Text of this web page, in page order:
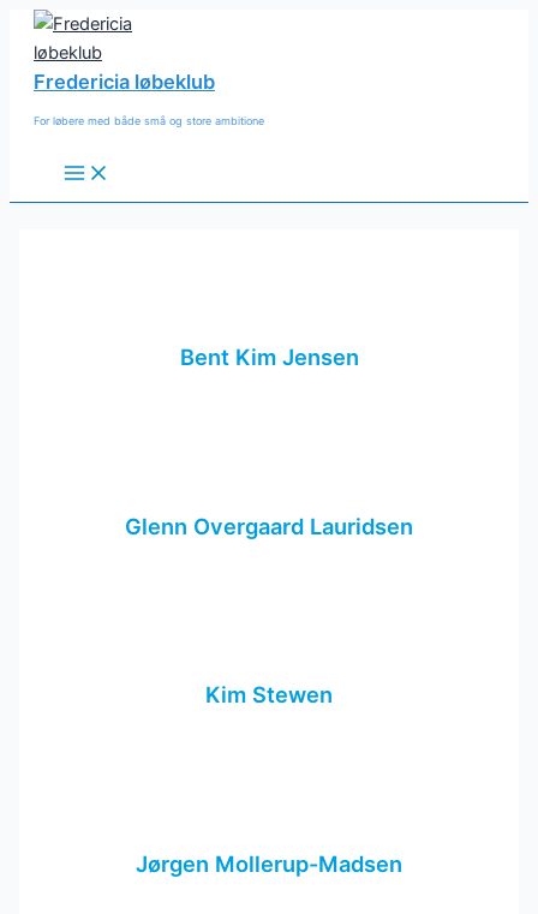
indholdet
Fredericia løbeklub
For løbere med både små og store ambitione
Main
Menu
Bent Kim Jensen
Glenn Overgaard Lauridsen
Kim Stewen
Jørgen Mollerup-Madsen